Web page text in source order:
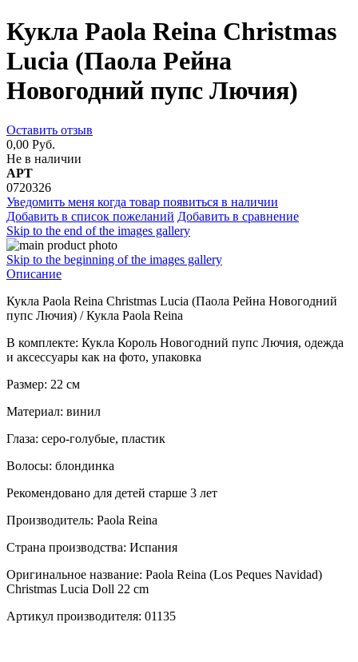
Кукла Paola Reina Christmas
Lucia (Паола Рейна
Новогодний пупс Лючия)
Оставить отзыв
0,00 Руб.
Не в наличии
АРТ
0720326
Уведомить меня когда товар появиться в наличии
Добавить в список пожеланий Добавить в сравнение
Skip to the end of the images gallery
Skip to the beginning of the images gallery
Описание
Кукла Paola Reina Christmas Lucia (Паола Рейна Новогодний
пупс Лючия) / Кукла Paola Reina
В комплекте: Кукла Король Новогодний пупс Лючия, одежда
и аксессуары как на фото, упаковка
Размер: 22 см
Материал: винил
Глаза: серо-голубые, пластик
Волосы: блондинка
Рекомендовано для детей старше 3 лет
Производитель: Paola Reina
Страна производства: Испания
Оригинальное название: Paola Reina (Los Peques Navidad)
Christmas Lucia Doll 22 cm
Артикул производителя: 01135